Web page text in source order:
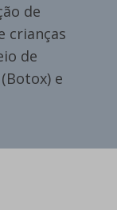
de
crianças
de
e